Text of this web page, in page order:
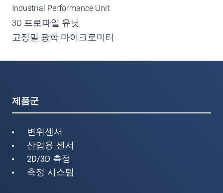
Industrial Performance Unit
3D 프로파일 유닛
고정밀 광학 마이크로미터
제품군
변위센서
산업용 센서
2D/3D 측정
측정 시스템